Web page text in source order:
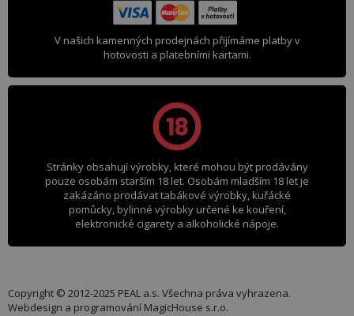
V našich kamenných prodejnách přijímáme platby v
hotovosti a platebními kartami.
Stránky obsahují výrobky, které mohou být prodávány
pouze osobám starším 18 let. Osobám mladším 18 let je
zakázáno prodávat tabákové výrobky, kuřácké
pomůcky, bylinné výrobky určené ke kouření,
elektronické cigarety a alkoholické nápoje.
Copyright © 2012-2025 PEAL a.s. Všechna práva vyhrazena.
Webdesign a programování MagicHouse s.r.o.